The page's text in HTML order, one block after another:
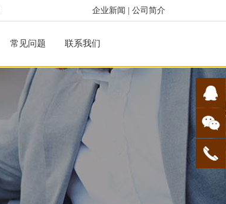
企业新闻 公司简介
常见问题 联系我们